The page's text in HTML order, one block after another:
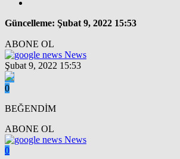
Güncelleme: Şubat 9, 2022 15:53
ABONE OL
News
Şubat 9, 2022 15:53
0
BEĞENDİM
ABONE OL
News
0